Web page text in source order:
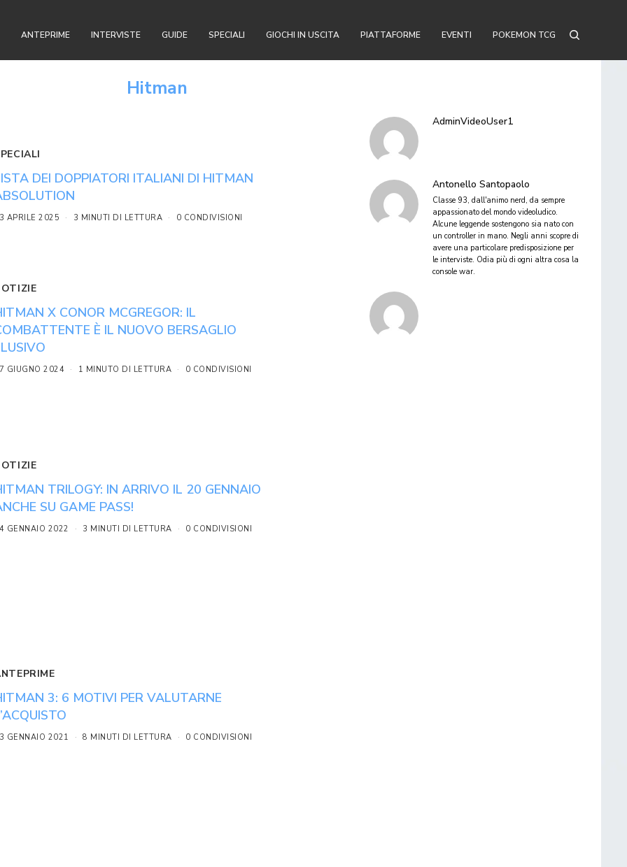
ANTEPRIME INTERVISTE GUIDE SPECIALI GIOCHI IN USCITA PIATTAFORME EVENTI POKEMON TCG
Hitman
DEI DOPPIATORI ITALIANI DI HITMAN
APRILE 2025 3 MINUTI DI LETTURA 0 CONDIVISIONI
X CONOR MCGREGOR: IL
È IL NUOVO BERSAGLIO
GIUGNO 2024 1 MINUTO DI LETTURA 0 CONDIVISIONI
TRILOGY: IN ARRIVO IL 20 GENNAIO
SU GAME PASS!
GENNAIO 2022 3 MINUTI DI LETTURA 0 CONDIVISIONI
3: 6 MOTIVI PER VALUTARNE
GENNAIO 2021 8 MINUTI DI LETTURA 0 CONDIVISIONI
AdminVideoUser1
Antonello Santopaolo
Classe 93, dall'animo nerd, da sempre
appassionato del mondo videoludico.
Alcune leggende sostengono sia nato con
un controller in mano. Negli anni scopre di
avere una particolare predisposizione per
le interviste. Odia più di ogni altra cosa la
console war.